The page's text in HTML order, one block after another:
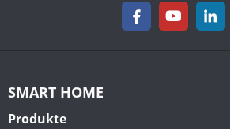
SMART HOME
Produkte